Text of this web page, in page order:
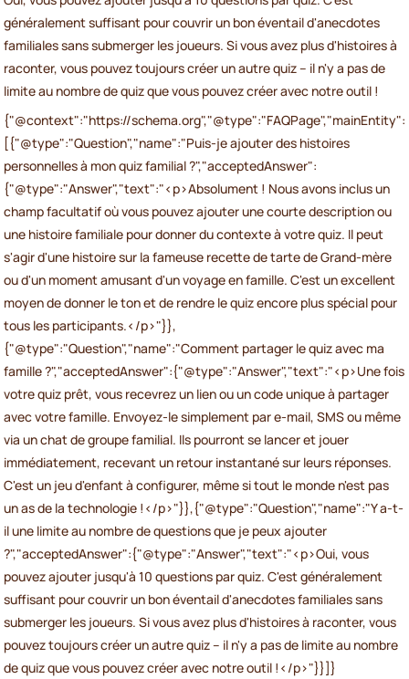
généralement suffisant pour couvrir un bon éventail d'anecdotes
familiales sans submerger les joueurs. Si vous avez plus d'histoires à
raconter, vous pouvez toujours créer un autre quiz – il n'y a pas de
limite au nombre de quiz que vous pouvez créer avec notre outil !
{"@context":"https://schema.org","@type":"FAQPage","mainEntity":
[{"@type":"Question","name":"Puis-je ajouter des histoires
personnelles à mon quiz familial ?","acceptedAnswer":
{"@type":"Answer","text":"<p>Absolument ! Nous avons inclus un
champ facultatif où vous pouvez ajouter une courte description ou
une histoire familiale pour donner du contexte à votre quiz. Il peut
s'agir d'une histoire sur la fameuse recette de tarte de Grand-mère
ou d'un moment amusant d'un voyage en famille. C'est un excellent
moyen de donner le ton et de rendre le quiz encore plus spécial pour
tous les participants.</p>"}},
{"@type":"Question","name":"Comment partager le quiz avec ma
famille ?","acceptedAnswer":{"@type":"Answer","text":"<p>Une fois
votre quiz prêt, vous recevrez un lien ou un code unique à partager
avec votre famille. Envoyez-le simplement par e-mail, SMS ou même
via un chat de groupe familial. Ils pourront se lancer et jouer
immédiatement, recevant un retour instantané sur leurs réponses.
C'est un jeu d'enfant à configurer, même si tout le monde n'est pas
un as de la technologie !</p>"}},{"@type":"Question","name":"Y a-t-
il une limite au nombre de questions que je peux ajouter
?","acceptedAnswer":{"@type":"Answer","text":"<p>Oui, vous
pouvez ajouter jusqu'à 10 questions par quiz. C'est généralement
suffisant pour couvrir un bon éventail d'anecdotes familiales sans
submerger les joueurs. Si vous avez plus d'histoires à raconter, vous
pouvez toujours créer un autre quiz – il n'y a pas de limite au nombre
de quiz que vous pouvez créer avec notre outil !</p>"}}]}